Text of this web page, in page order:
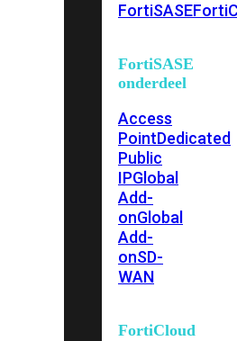
FortiSASE
FortiSASE
onderdeel
Access
PointDedicated
Public
IPGlobal
Add-
onGlobal
Add-
onSD-
WAN
FortiCloud